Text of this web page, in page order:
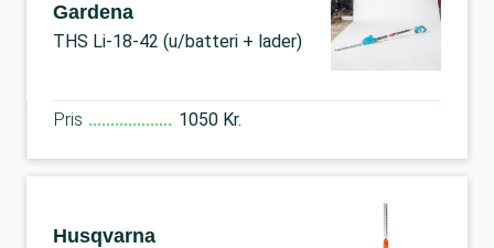
Gardena
THS Li-18-42 (u/batteri + lader)
Pris 1050 Kr.
Husqvarna